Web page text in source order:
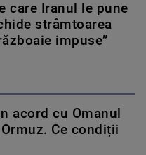
care Iranul le pune
strâmtoarea
impuse”
acord cu Omanul
Ce condiții